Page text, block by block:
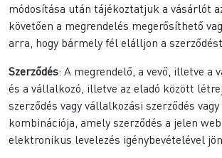
módosítása után tájékoztatjuk a vásárlót
követően a megrendelés megerősíthető
arra, hogy bármely fél elálljon a
Szerződés: A megrendelő, a vevő, illetve a
és a vállalkozó, illetve az eladó között
szerződés vagy vállalkozási szerződés vagy
kombinációja, amely szerződés a jelen
elektronikus levelezés igénybevételével